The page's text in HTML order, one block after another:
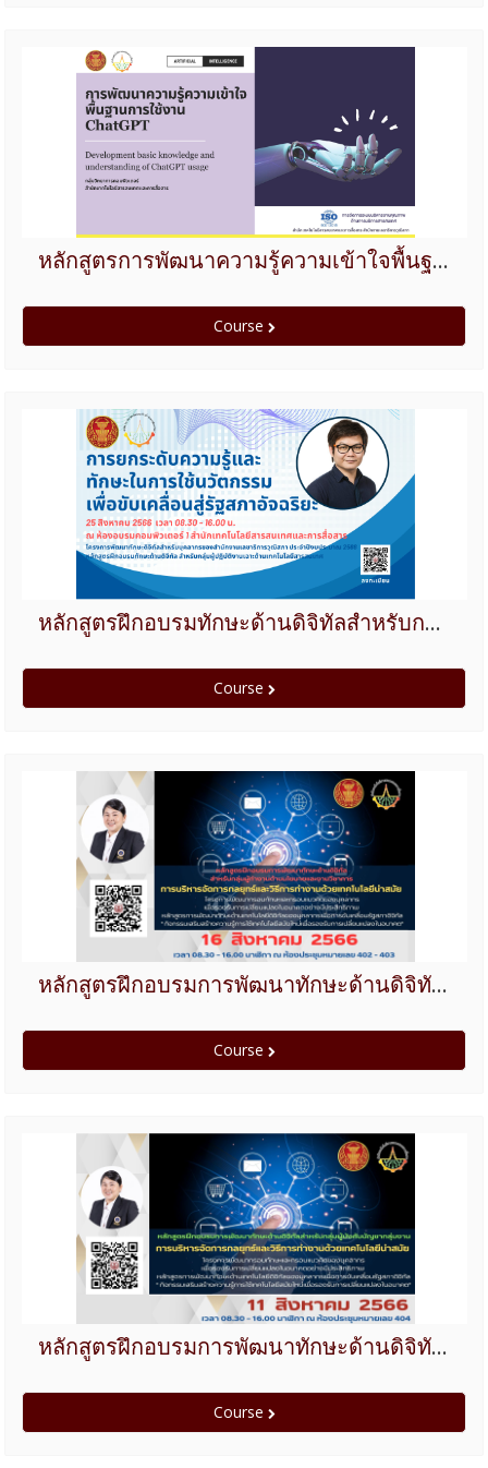
หลักสูตรการพัฒนาความรู้ความเข้าใจพื้นฐานการใช้งาน ChatGPT
Course
หลักสูตรฝึกอบรมทักษะด้านดิจิทัลสำหรับกลุ่มผู้ปฏิบัติงานเฉพาะด้านเทคโนโลยี ปีงบประมาณ 2566
Course
หลักสูตรฝึกอบรมการพัฒนาทักษะด้านดิจิทัลสำหรับกลุ่มผู้ทำงานด้านนโยบายและงานวิชาการ ประจำปีงบประมาณ 2566
Course
หลักสูตรฝึกอบรมการพัฒนาทักษะด้านดิจิทัลสำหรับกลุ่มผู้บังคับบัญชากลุ่มงาน ประจำปีงบประมาณ 2566
Course